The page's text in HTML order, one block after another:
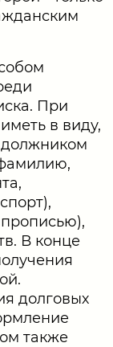
При
в виду,
В конце
долговых
также